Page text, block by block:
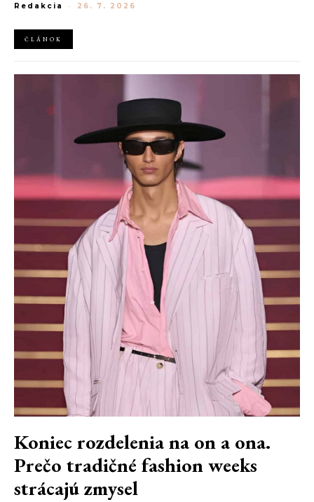
postihom a nebezpečenstvu, fungovalo práve oblečenie ako tichý
jeden druhého a vďaka veľkolepej ballroom scéne mali aj ľudia na
okraji spoločnosti priestor zažiariť na mólach. Ako sa queer
Redakcia - 26. 7. 2026
ČLÁNOK
Koniec rozdelenia na on a ona.
Prečo tradičné fashion weeks
strácajú zmysel